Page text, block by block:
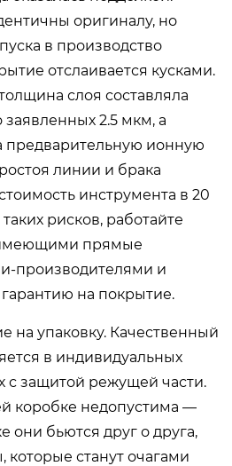
оригиналу, но
в производство
отслаивается кусками.
слоя составляла
2.5 мкм, а
предварительную ионную
линии и брака
инструмента в 20
рисков, работайте
прямые
производителями и
на покрытие.
на упаковку. Качественный
в индивидуальных
с защитой режущей части.
коробке недопустима —
они бьются друг о друга,
станут очагами